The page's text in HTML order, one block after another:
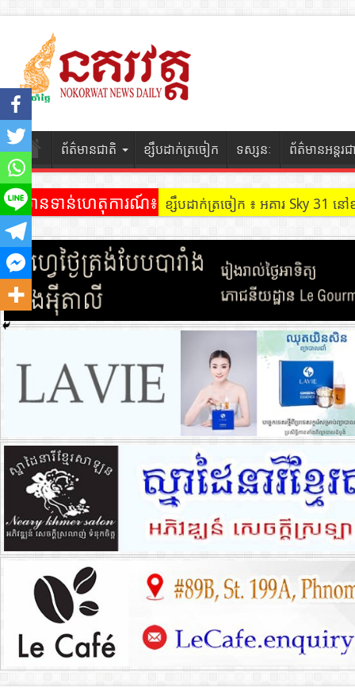
ព័ត៌មានជាតិ ខ្សឹបដាក់ត្រចៀក ទស្សនៈ ព័ត៌មានអន្តរជ
ព័ត៌មានទាន់ហេតុការណ៍៖ ខ្សឹបដាក់ត្រចៀក ៖ អគារ Sky 31